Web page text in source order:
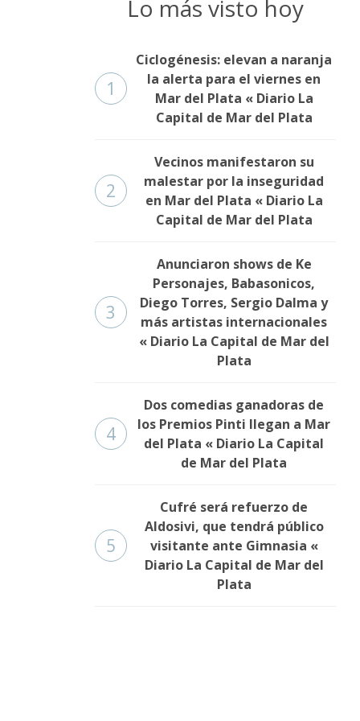
Lo más visto hoy
1
Ciclogénesis: elevan a naranja
la alerta para el viernes en
Mar del Plata « Diario La
Capital de Mar del Plata
2
Vecinos manifestaron su
malestar por la inseguridad
en Mar del Plata « Diario La
Capital de Mar del Plata
3
Anunciaron shows de Ke
Personajes, Babasonicos,
Diego Torres, Sergio Dalma y
más artistas internacionales
« Diario La Capital de Mar del
Plata
4
Dos comedias ganadoras de
los Premios Pinti llegan a Mar
del Plata « Diario La Capital
de Mar del Plata
5
Cufré será refuerzo de
Aldosivi, que tendrá público
visitante ante Gimnasia «
Diario La Capital de Mar del
Plata